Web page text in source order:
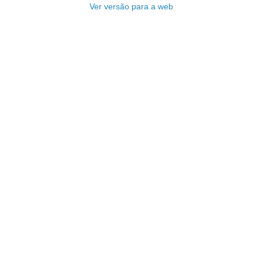
Ver versão para a web